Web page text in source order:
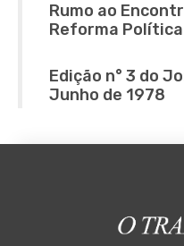
Rumo ao
Reforma
Edição n° 3 do
Junho de 1978